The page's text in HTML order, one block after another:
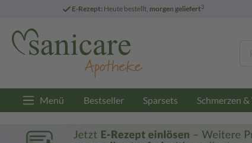
E-Rezept: Heute bestellt, morgen geliefert3
Menü Bestseller Sparsets Schmerzen